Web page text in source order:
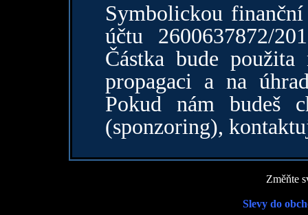
Symbolickou
účtu 2600637872/
Částka bude
propagaci a na
Pokud nám budeš
(sponzoring),
Změňte
Slevy do